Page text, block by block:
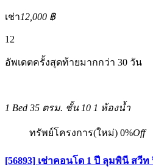
เช่า12,000 ฿
12
อัพเดตครั้งสุดท้ายมากกว่า 30 วัน
1 Bed 35 ตรม. ชั้น 10 1 ห้องน้ำ
ทรัพย์โครงการ(ใหม่) 0%Off
[56893] เช่าคอนโด 1 ปี ลุมพินี สวีท